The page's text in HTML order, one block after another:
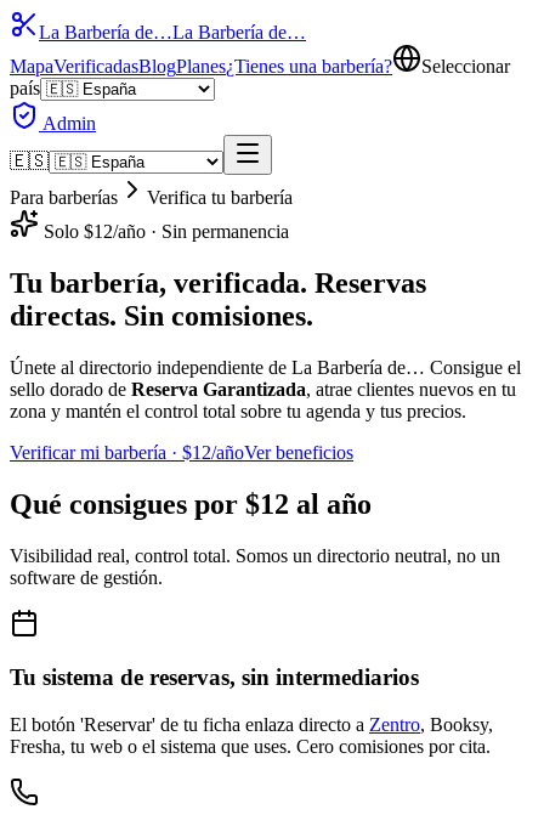
La Barbería de…La Barbería de…
MapaVerificadasBlogPlanes¿Tienes una barbería?
Seleccionar
país
Admin
🇪🇸
Para barberías
Verifica tu barbería
Solo $12/año · Sin permanencia
Tu barbería, verificada. Reservas
directas. Sin comisiones.
Únete al directorio independiente de La Barbería de… Consigue el
sello dorado de Reserva Garantizada, atrae clientes nuevos en tu
zona y mantén el control total sobre tu agenda y tus precios.
Verificar mi barbería · $12/añoVer beneficios
Qué consigues por $12 al año
Visibilidad real, control total. Somos un directorio neutral, no un
software de gestión.
Tu sistema de reservas, sin intermediarios
El botón 'Reservar' de tu ficha enlaza directo a Zentro, Booksy,
Fresha, tu web o el sistema que uses. Cero comisiones por cita.